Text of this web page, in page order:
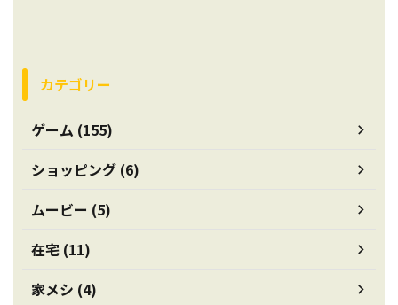
カテゴリー
ゲーム (155)
ショッピング (6)
ムービー (5)
在宅 (11)
家メシ (4)